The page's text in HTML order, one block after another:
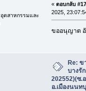
ตสาหกรรมและ
« ตอบกลับ
2025,
ขออนุญาต
Re: ข
บางรั
202552)(ซ.
อ.เมืองนนท